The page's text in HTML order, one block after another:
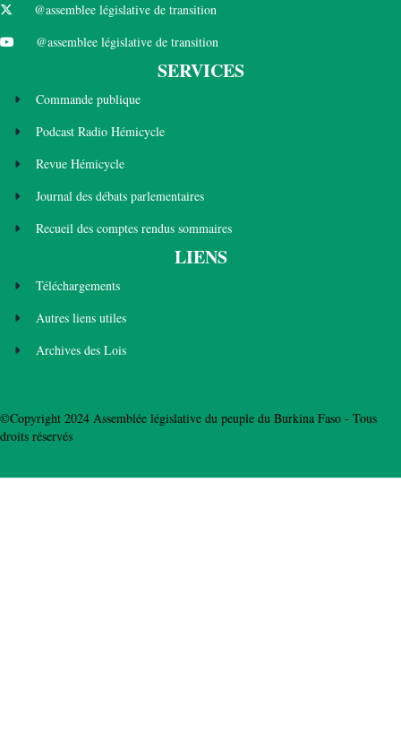
@assemblee législative de transition
@assemblee législative de transition
SERVICES
Commande publique
Podcast Radio Hémicycle
Revue Hémicycle
Journal des débats parlementaires
Recueil des comptes rendus sommaires
LIENS
Téléchargements
Autres liens utiles
Archives des Lois
©Copyright 2024 Assemblée législative du peuple du Burkina Faso - Tous
droits réservés